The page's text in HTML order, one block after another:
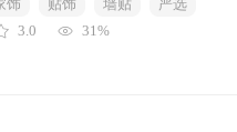
饰 贴饰 墙贴
严选
3.0 31%